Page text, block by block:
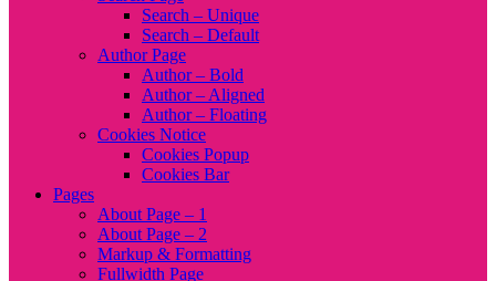
Search – Unique
Search – Default
Author Page
Author – Bold
Author – Aligned
Author – Floating
Cookies Notice
Cookies Popup
Cookies Bar
Pages
About Page – 1
About Page – 2
Markup & Formatting
Fullwidth Page